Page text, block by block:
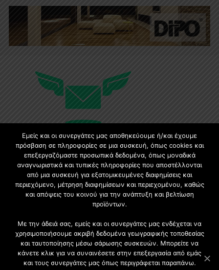
Εγγραφή στο Newsletter
Γίνετε μέλος της μεγαλύτερης διαδικτυακής κοινότητας, ειδικά
για αρχιτέκτονες, σχεδιαστές και λάτρεις της κατασκευής και
Εμείς και οι συνεργάτες μας αποθηκεύουμε ή/και έχουμε
πρόσβαση σε πληροφορίες σε μια συσκευή, όπως cookies και
επεξεργαζόμαστε προσωπικά δεδομένα, όπως μοναδικά
αναγνωριστικά και τυπικές πληροφορίες που αποστέλλονται
από μια συσκευή για εξατομικευμένες διαφημίσεις και
περιεχόμενο, μέτρηση διαφημίσεων και περιεχομένου, καθώς
και απόψεις του κοινού για την ανάπτυξη και βελτίωση
προϊόντων.
Με την άδειά σας, εμείς και οι συνεργάτες μας ενδέχεται να
χρησιμοποιήσουμε ακριβή δεδομένα γεωγραφικής τοποθεσίας
και ταυτοποίησης μέσω σάρωσης συσκευών. Μπορείτε να
κάνετε κλικ για να συναινέσετε στην επεξεργασία από εμάς
και τους συνεργάτες μας όπως περιγράφεται παραπάνω.